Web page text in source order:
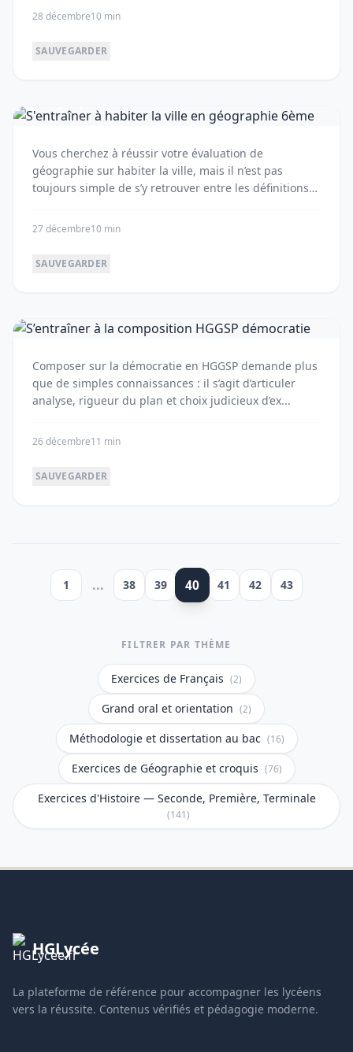
28 décembre10 min
SAUVEGARDER
Vous cherchez à réussir votre évaluation de
géographie sur habiter la ville, mais il n’est pas
toujours simple de s’y retrouver entre les définitions
27 décembre10 min
SAUVEGARDER
Composer sur la démocratie en HGGSP demande plus
que de simples connaissances : il s’agit d’articuler
analyse, rigueur du plan et choix judicieux d’ex...
26 décembre11 min
SAUVEGARDER
1 ... 38 39 40 41 42 43
FILTRER PAR THÈME
Exercices de Français (2)
Grand oral et orientation (2)
Méthodologie et dissertation au bac (16)
Exercices de Géographie et croquis (76)
Exercices d'Histoire — Seconde, Première, Terminale
(141)
HGLycée
La plateforme de référence pour accompagner les lycéens
vers la réussite. Contenus vérifiés et pédagogie moderne.